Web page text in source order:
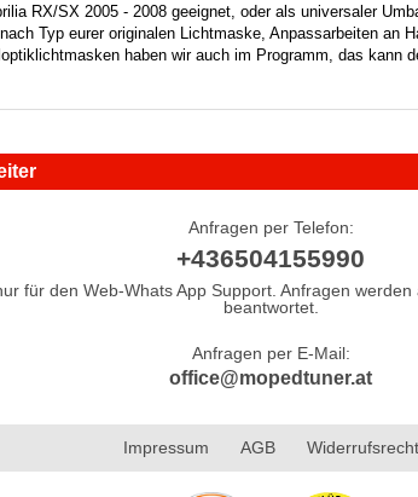
RX/SX 2005 - 2008 geeignet, oder als universaler
Typ eurer originalen Lichtmaske, Anpassarbeiten an
haben wir auch im Programm, das kann
Anfragen per Telefon:
+436504155990
für den Web-Whats App Support. Anfragen
beantwortet.
Anfragen per E-Mail:
office@mopedtuner.at
Impressum AGB Widerrufsrecht